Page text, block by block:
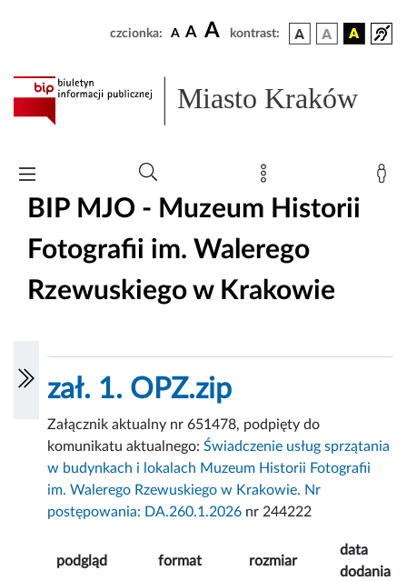
czcionka: A A A kontrast:
Miasto Kraków
BIP MJO - Muzeum Historii
Fotografii im. Walerego
Rzewuskiego w Krakowie
zał. 1. OPZ.zip
Załącznik aktualny nr 651478, podpięty do
komunikatu aktualnego:Świadczenie usług sprzątania
w budynkach i lokalach Muzeum Historii Fotografii
im. Walerego Rzewuskiego w Krakowie. Nr
postępowania: DA.260.1.2026 nr 244222
podgląd format rozmiar
data
dodania